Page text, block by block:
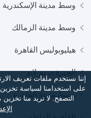
وسط مدينة الإسكندرية
وسط مدينة الزمالك
هيليوبوليس القاهرة
الجيزة دريم لاند
وسط مدينة القاهرة
إننا نستخدم ملفات تعريف
على استخدامنا لسياسة
التصفح. لا تريد منا